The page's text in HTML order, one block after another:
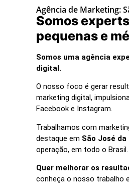
Agência de Marketing:
Somos
pequenas e
Somos uma agência
digital.
O nosso foco é gerar
marketing digital,
Facebook e Instagram.
Trabalhamos com
destaque em São José da
operação, em todo o Brasil.
Quer melhorar os
conheça o nosso trabalho